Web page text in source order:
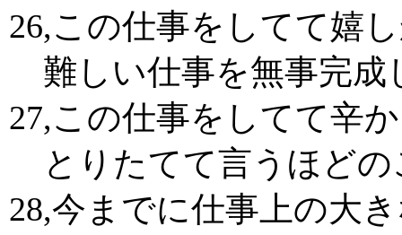
26,この仕事をしてて嬉
難しい仕事を無事完成
27,この仕事をしてて辛
とりたてて言うほどの
28,今までに仕事上の大